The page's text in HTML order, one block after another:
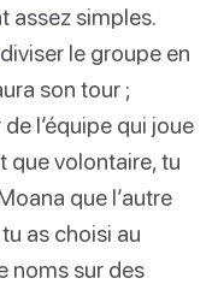
assez simples.
le groupe en
son tour ;
l’équipe qui joue
que volontaire, tu
que l’autre
as choisi au
noms sur des